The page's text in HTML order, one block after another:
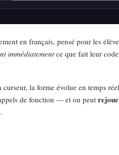
en français, pensé pour les
immédiatementce que fait leur
la forme évolue en temps
de fonction — et on peut